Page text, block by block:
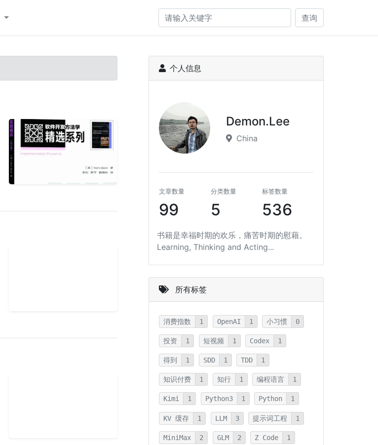
查询
个人信息
Demon.Lee
China
文章数量
99
分类数量
5
标签数量
536
书籍是幸福时期的欢乐，痛苦时期的慰藉。
Learning, Thinking and Acting...
所有标签
消费指数 1 OpenAI 1 小习惯 0
投资 1 短视频 1 Codex 1
得到 1 SDD 1 TDD 1
知识付费 1 知行 1 编程语言 1
Kimi 1 Python3 1 Python 1
KV 缓存 1 LLM 3 提示词工程 1
MiniMax 2 GLM 2 Z Code 1